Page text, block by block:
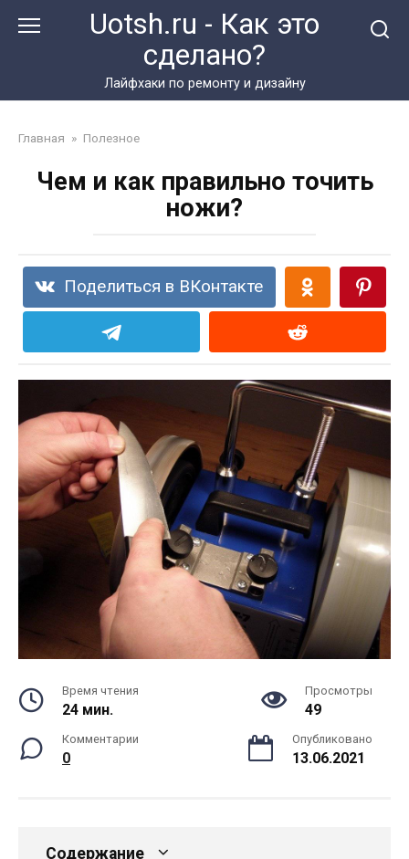
Uotsh.ru - Как это
сделано?
Лайфхаки по ремонту и дизайну
Главная » Полезное
Чем и как правильно точить
ножи?
Поделиться в ВКонтакте
Время чтения
24 мин.
Просмотры
49
Комментарии
0
Опубликовано
13.06.2021
Содержание